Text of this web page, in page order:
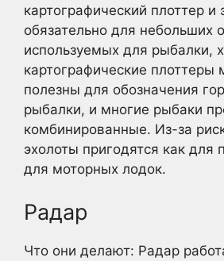
картографический плоттер и
обязательно для небольших
используемых для рыбалки,
картографические плоттеры
полезны для обозначения
рыбалки, и многие рыбаки
комбинированные. Из-за
эхолоты пригодятся как для
для моторных лодок.
Радар
Что они делают: Радар